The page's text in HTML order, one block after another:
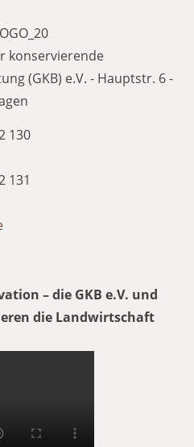
konservierende
(GKB) e.V. - Hauptstr. 6 -
130
131
– die GKB e.V. und
die Landwirtschaft